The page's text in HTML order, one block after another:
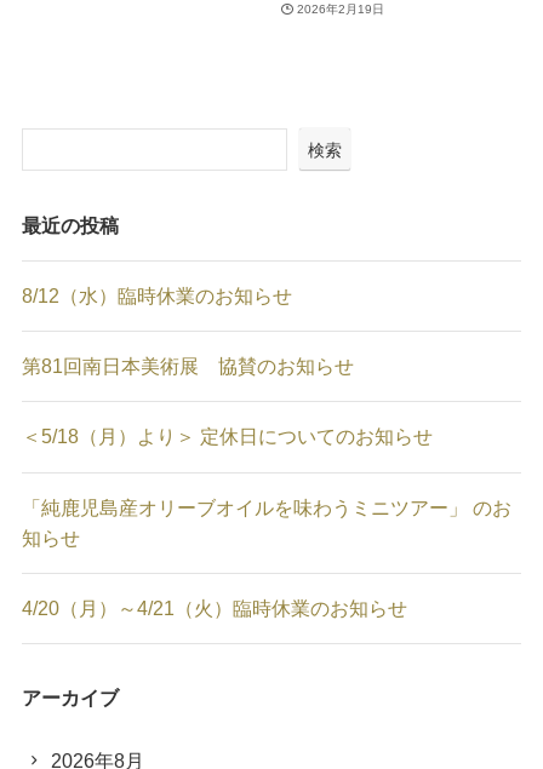
2026年2月19日
検索
最近の投稿
8/12（水）臨時休業のお知らせ
第81回南日本美術展 協賛のお知らせ
＜5/18（月）より＞ 定休日についてのお知らせ
「純鹿児島産オリーブオイルを味わうミニツアー」 のお
知らせ
4/20（月）～4/21（火）臨時休業のお知らせ
アーカイブ
2026年8月